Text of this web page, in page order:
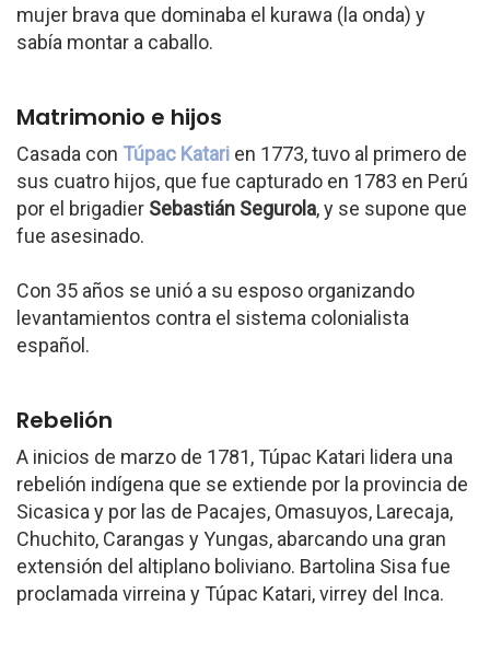
mujer brava que dominaba el kurawa (la onda) y
sabía montar a caballo.
Matrimonio e hijos
Casada con Túpac Katari en 1773, tuvo al primero de
sus cuatro hijos, que fue capturado en 1783 en Perú
por el brigadier Sebastián Segurola, y se supone que
fue asesinado.
Con 35 años se unió a su esposo organizando
levantamientos contra el sistema colonialista
español.
Rebelión
A inicios de marzo de 1781, Túpac Katari lidera una
rebelión indígena que se extiende por la provincia de
Sicasica y por las de Pacajes, Omasuyos, Larecaja,
Chuchito, Carangas y Yungas, abarcando una gran
extensión del altiplano boliviano. Bartolina Sisa fue
proclamada virreina y Túpac Katari, virrey del Inca.